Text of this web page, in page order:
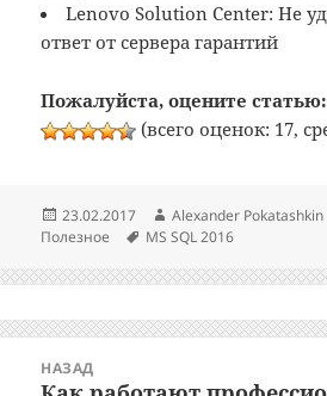
Lenovo Solution Center: Не
ответ от сервера гарантий
Пожалуйста, оцените статью:
(всего оценок: 17,
Опубликовано
23.02.2017 Автор
Alexander Pokatashkin
Полезное
Метки
MS SQL 2016
НАЗАД